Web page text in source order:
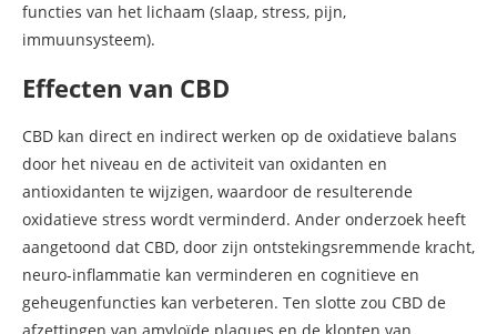
functies van het lichaam (slaap, stress, pijn,
immuunsysteem).
Effecten van CBD
CBD kan direct en indirect werken op de oxidatieve balans
door het niveau en de activiteit van oxidanten en
antioxidanten te wijzigen, waardoor de resulterende
oxidatieve stress wordt verminderd. Ander onderzoek heeft
aangetoond dat CBD, door zijn ontstekingsremmende kracht,
neuro-inflammatie kan verminderen en cognitieve en
geheugenfuncties kan verbeteren. Ten slotte zou CBD de